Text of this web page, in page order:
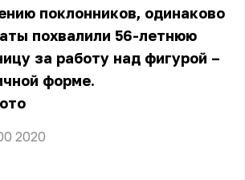
поклонников, одинаково
похвалили 56-летнюю
за работу над фигурой –
форме.
2020